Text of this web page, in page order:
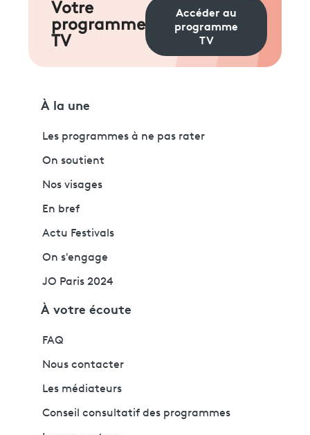
Votre
programme
TV
Accéder au
programme
TV
À la une
Les programmes à ne pas rater
On soutient
Nos visages
En bref
Actu Festivals
On s'engage
JO Paris 2024
À votre écoute
FAQ
Nous contacter
Les médiateurs
Conseil consultatif des programmes